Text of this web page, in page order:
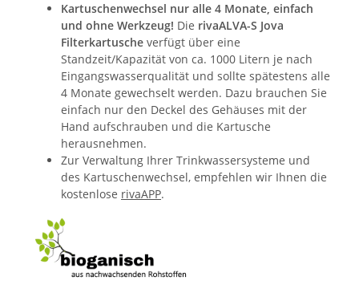
Kartuschenwechsel nur alle 4 Monate, einfach
und ohne Werkzeug! Die rivaALVA-S Jova
Filterkartusche verfügt über eine
Standzeit/Kapazität von ca. 1000 Litern je nach
Eingangswasserqualität und sollte spätestens alle
4 Monate gewechselt werden. Dazu brauchen Sie
einfach nur den Deckel des Gehäuses mit der
Hand aufschrauben und die Kartusche
herausnehmen.
Zur Verwaltung Ihrer Trinkwassersysteme und
des Kartuschenwechsel, empfehlen wir Ihnen die
kostenlose rivaAPP.